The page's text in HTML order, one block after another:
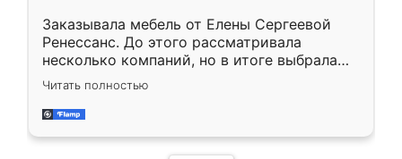
Заказывала мебель от Елены Сергеевой
Ренессанс. До этого рассматривала
несколько компаний, но в итоге выбрала
эту. Сначала обговорили условия, потом
приехал замерщик, всё спокойно объяснил
и снял размеры. Изготовили в срок, с
Читать полностью